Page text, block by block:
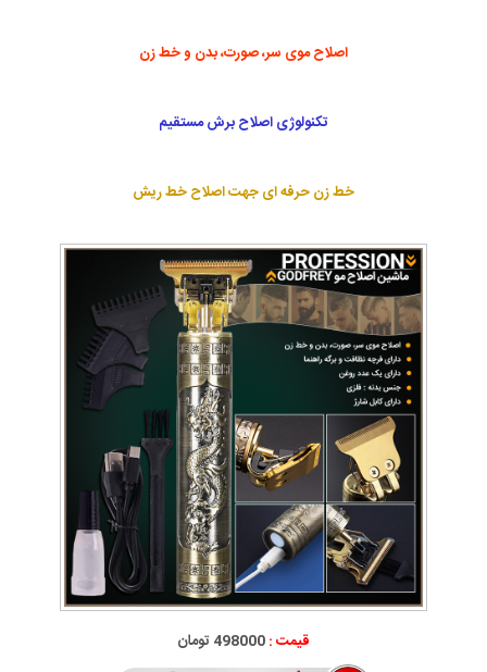
اصلاح موی سر، صورت، بدن و خط زن
تکنولوژی اصلاح برش مستقیم
خط زن حرفه ای جهت اصلاح خط ریش
قیمت :498000 تومان